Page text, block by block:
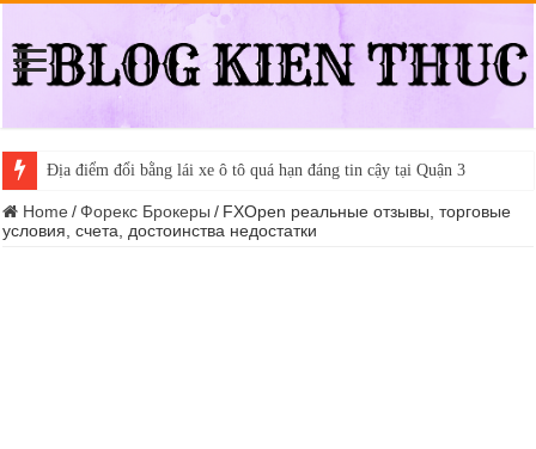
Địa điểm đổi bằng lái xe ô tô quá hạn đáng tin cậy tại Quận 3
Home / Форекс Брокеры / FXOpen реальные отзывы, торговые
условия, счета, достоинства недостатки